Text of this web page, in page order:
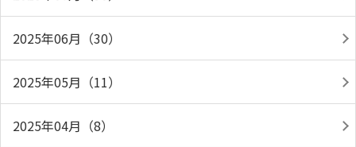
2025年06月（30）
2025年05月（11）
2025年04月（8）